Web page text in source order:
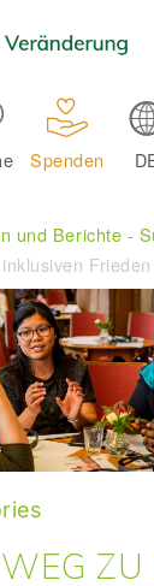
Spenden
und Berichte -
ZU